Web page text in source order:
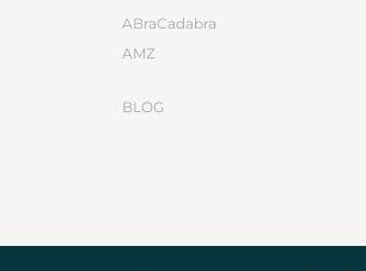
ABraCadabra
AMZ
BLOG